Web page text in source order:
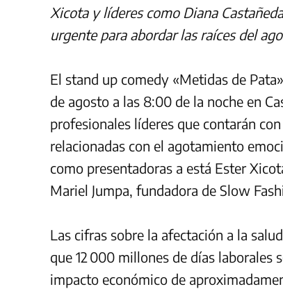
Xicota y líderes como Diana
urgente para abordar las raíces del
El stand up comedy «Metidas de
de agosto a las 8:00 de la noche en
profesionales líderes que contarán
relacionadas con el agotamiento
como presentadoras a está Ester
Mariel Jumpa, fundadora de Slow
Las cifras sobre la afectación a la
que 12 000 millones de días laborales
impacto económico de